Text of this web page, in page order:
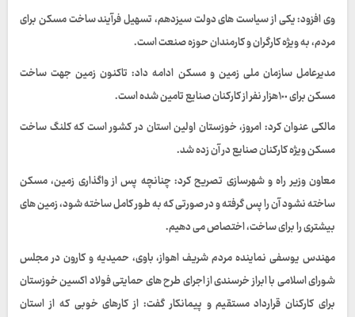
وی افزود: یکی از سیاست های دولت سیزدهم، تسهیل فرآیند ساخت مسکن برای
مردم، به ویژه کارگران و کارمندان حوزه صنعت است.
مدیرعامل سازمان ملی زمین و مسکن ادامه داد: تاکنون زمین جهت ساخت
مسکن برای ۱٠٠هزار نفر از کارکنان صنایع تامین شده است.
مالکی عنوان کرد: امروز، خوزستان اولین استان در کشور است که کلنگ ساخت
مسکن ویژه کارکنان صنایع در آن زده شد.
معاون وزیر راه و شهرسازی تصریح کرد: چنانچه پس از واگذاری زمین، مسکن
ساخته نشود آن را پس گرفته و در صورتی که به طور کامل ساخته شود، زمین های
بیشتری را برای ساخت، اختصاص می دهیم.
مهندس یوسفی نماینده مردم شریف اهواز، باوی، حمیدیه و کارون در مجلس
شورای اسلامی با ابراز خرسندی از اجرای طرح های حمایتی فولاد اکسین خوزستان
برای کارکنان قرارداد مستقیم و پیمانکار گفت: از کارهای خوبی که از استان